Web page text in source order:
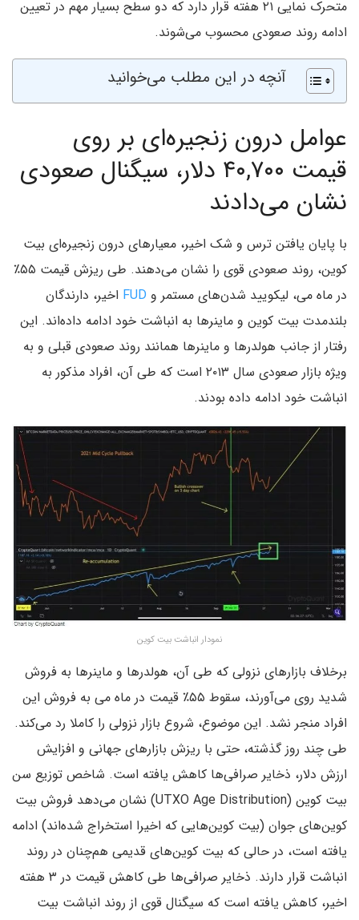
متحرک نمایی ۲۱ هفته قرار دارد که دو سطح بسیار مهم در تعیین
ادامه روند صعودی محسوب می‌شوند.
آنچه در این مطلب می‌خوانید
عوامل درون زنجیره‌ای بر روی
قیمت ۴۰,۷۰۰ دلار، سیگنال صعودی
نشان می‌دادند
با پایان یافتن ترس و شک اخیر، معیارهای درون زنجیره‌ای بیت
کوین، روند صعودی قوی را نشان می‌دهند. طی ریزش قیمت ۵۵٪
در ماه می، لیکویید شدن‌های مستمر و FUD اخیر، دارندگان
بلندمدت بیت کوین و ماینرها به انباشت خود ادامه داده‌اند. این
رفتار از جانب هولدرها و ماینرها همانند روند صعودی قبلی و به
ویژه بازار صعودی سال ۲۰۱۳ است که طی آن، افراد مذکور به
انباشت خود ادامه داده بودند.
نمودار انباشت بیت کوین
برخلاف بازارهای نزولی که طی آن، هولدرها و ماینرها به فروش
شدید روی می‌آورند، سقوط ۵۵٪ قیمت در ماه می به فروش این
افراد منجر نشد. این موضوع، شروع بازار نزولی را کاملا رد می‌کند.
طی چند روز گذشته، حتی با ریزش بازارهای جهانی و افزایش
ارزش دلار، ذخایر صرافی‌ها کاهش یافته است. شاخص توزیع سن
بیت کوین (UTXO Age Distribution) نشان می‌دهد فروش بیت
کوین‌های جوان (بیت کوین‌هایی که اخیرا استخراج شده‌اند) ادامه
یافته است، در حالی که بیت کوین‌های قدیمی هم‌چنان در روند
انباشت قرار دارند. ذخایر صرافی‌ها طی کاهش قیمت در ۳ هفته
اخیر، کاهش یافته است که سیگنال قوی از روند انباشت بیت